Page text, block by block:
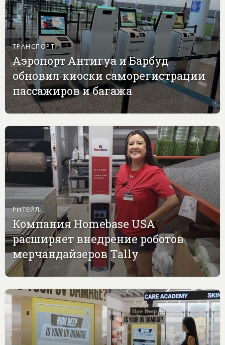
ТРАНСПОРТ
Аэропорт Антигуа и Барбуд
обновил киоски саморегистрации
пассажиров и багажа
РИТЕЙЛ
Компания Homebase USA
расширяет внедрение роботов
мерчандайзеров Tally